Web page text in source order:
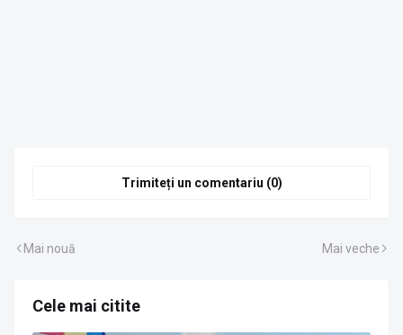
Trimiteți un comentariu (0)
Mai nouă Mai veche
Cele mai citite